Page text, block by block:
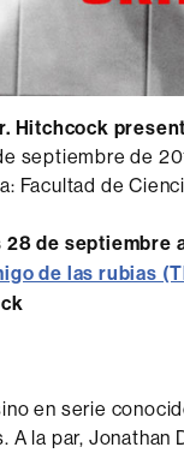
Hitchcock
septiembre de
Facultad de
28 de septiembre
de las rubias
en serie
A la par, Jonathan